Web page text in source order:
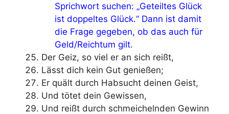
Sprichwort suchen: „Geteiltes Glück
ist doppeltes Glück.“ Dann ist damit
die Frage gegeben, ob das auch für
Geld/Reichtum gilt.
Der Geiz, so viel er an sich reißt,
Lässt dich kein Gut genießen;
Er quält durch Habsucht deinen Geist,
Und tötet dein Gewissen,
Und reißt durch schmeichelnden Gewinn